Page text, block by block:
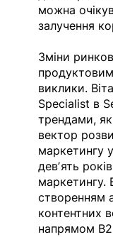
можна
залучення
Зміни
виклики.
Specialist в
трендами,
вектор
маркетингу
девʼять
маркетингу.
створенням
контентних
напрямом